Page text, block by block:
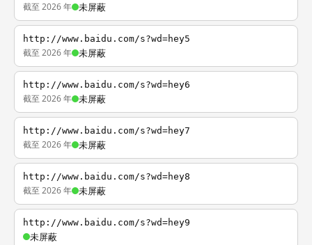
截至 2026 年 未屏蔽
http://www.baidu.com/s?wd=hey5
截至 2026 年 未屏蔽
http://www.baidu.com/s?wd=hey6
截至 2026 年 未屏蔽
http://www.baidu.com/s?wd=hey7
截至 2026 年 未屏蔽
http://www.baidu.com/s?wd=hey8
截至 2026 年 未屏蔽
http://www.baidu.com/s?wd=hey9
未屏蔽